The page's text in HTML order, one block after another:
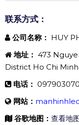
联系方式：
公司名称： HUY
地址： 473
District Ho Chi
电话：
网站：
谷歌地图： 查看地